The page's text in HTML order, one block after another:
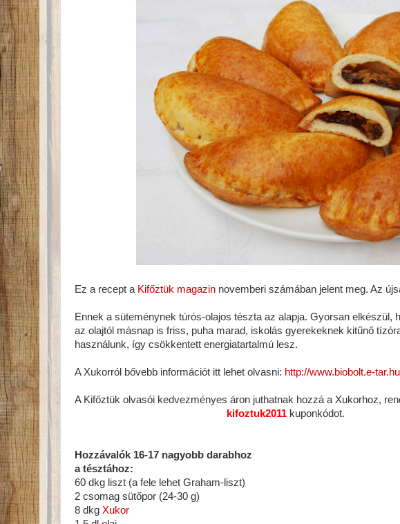
Ez a recept a Kifőztük magazin novemberi számában jelent meg. Az
Ennek a süteménynek túrós-olajos tészta az alapja. Gyorsan elkészül,
az olajtól másnap is friss, puha marad, iskolás gyerekeknek kitűnő
használunk, így csökkentett energiatartalmú lesz.
A Xukorról bővebb információt itt lehet olvasni: http://www.biobolt.e-
A Kifőztük olvasói kedvezményes áron juthatnak hozzá a Xukorhoz,
kifoztuk2011 kuponkódot.
Hozzávalók 16-17 nagyobb darabhoz
a tésztához:
60 dkg liszt (a fele lehet Graham-liszt)
2 csomag sütőpor (24-30 g)
8 dkg Xukor